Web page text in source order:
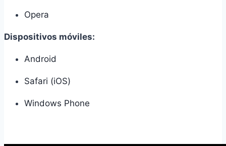
Opera
Dispositivos móviles:
Android
Safari (iOS)
Windows Phone